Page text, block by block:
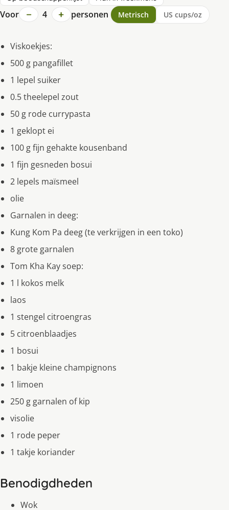
Voor − 4 + personen Metrisch US cups/oz
Viskoekjes:
500 g pangafillet
1 lepel suiker
0.5 theelepel zout
50 g rode currypasta
1 geklopt ei
100 g fijn gehakte kousenband
1 fijn gesneden bosui
2 lepels maïsmeel
olie
Garnalen in deeg:
Kung Kom Pa deeg (te verkrijgen in een toko)
8 grote garnalen
Tom Kha Kay soep:
1 l kokos melk
laos
1 stengel citroengras
5 citroenblaadjes
1 bosui
1 bakje kleine champignons
1 limoen
250 g garnalen of kip
visolie
1 rode peper
1 takje koriander
Benodigdheden
Wok